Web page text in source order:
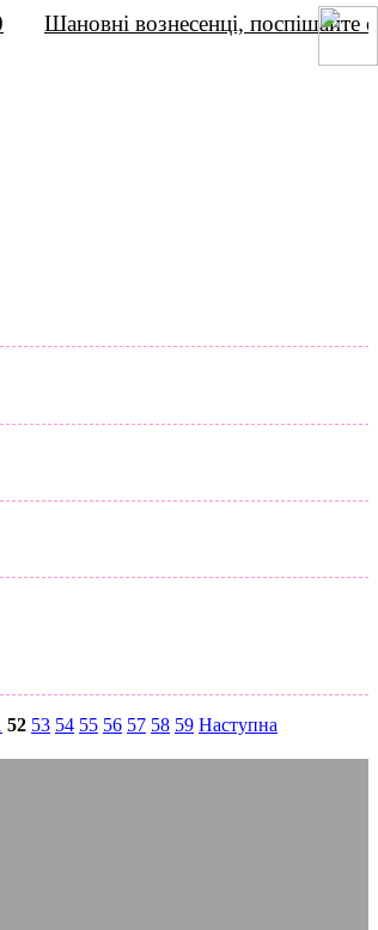
Шановні вознесенці,
52 53 54 55 56 57 58 59 Наступна